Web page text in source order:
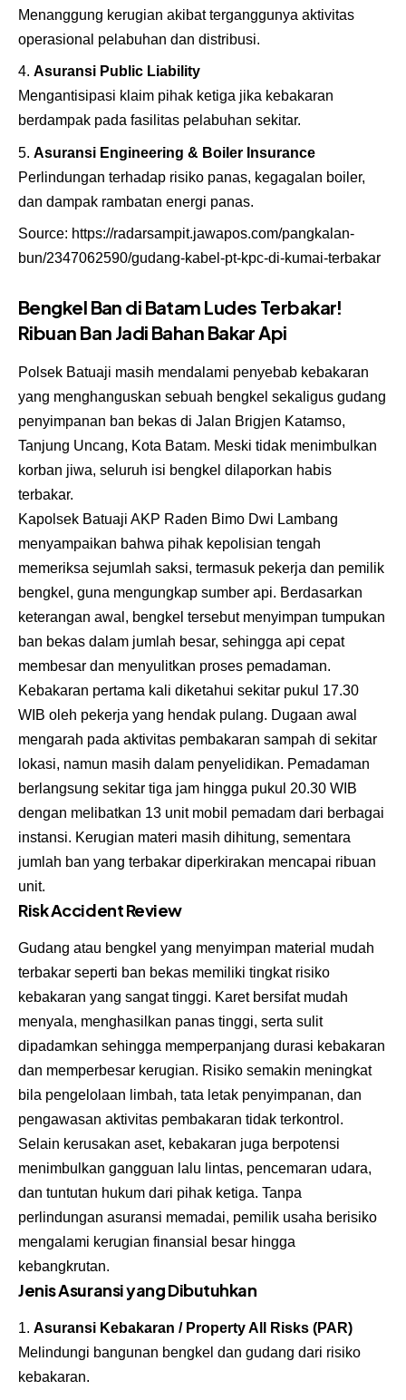
Menanggung kerugian akibat terganggunya aktivitas
operasional pelabuhan dan distribusi.
Asuransi Public Liability
Mengantisipasi klaim pihak ketiga jika kebakaran
berdampak pada fasilitas pelabuhan sekitar.
Asuransi Engineering & Boiler Insurance
Perlindungan terhadap risiko panas, kegagalan boiler,
dan dampak rambatan energi panas.
Source: https://radarsampit.jawapos.com/pangkalan-
bun/2347062590/gudang-kabel-pt-kpc-di-kumai-terbakar
Bengkel Ban di Batam Ludes Terbakar!
Ribuan Ban Jadi Bahan Bakar Api
Polsek Batuaji masih mendalami penyebab kebakaran
yang menghanguskan sebuah bengkel sekaligus gudang
penyimpanan ban bekas di Jalan Brigjen Katamso,
Tanjung Uncang, Kota Batam. Meski tidak menimbulkan
korban jiwa, seluruh isi bengkel dilaporkan habis
terbakar.
Kapolsek Batuaji AKP Raden Bimo Dwi Lambang
menyampaikan bahwa pihak kepolisian tengah
memeriksa sejumlah saksi, termasuk pekerja dan pemilik
bengkel, guna mengungkap sumber api. Berdasarkan
keterangan awal, bengkel tersebut menyimpan tumpukan
ban bekas dalam jumlah besar, sehingga api cepat
membesar dan menyulitkan proses pemadaman.
Kebakaran pertama kali diketahui sekitar pukul 17.30
WIB oleh pekerja yang hendak pulang. Dugaan awal
mengarah pada aktivitas pembakaran sampah di sekitar
lokasi, namun masih dalam penyelidikan. Pemadaman
berlangsung sekitar tiga jam hingga pukul 20.30 WIB
dengan melibatkan 13 unit mobil pemadam dari berbagai
instansi. Kerugian materi masih dihitung, sementara
jumlah ban yang terbakar diperkirakan mencapai ribuan
unit.
Risk Accident Review
Gudang atau bengkel yang menyimpan material mudah
terbakar seperti ban bekas memiliki tingkat risiko
kebakaran yang sangat tinggi. Karet bersifat mudah
menyala, menghasilkan panas tinggi, serta sulit
dipadamkan sehingga memperpanjang durasi kebakaran
dan memperbesar kerugian. Risiko semakin meningkat
bila pengelolaan limbah, tata letak penyimpanan, dan
pengawasan aktivitas pembakaran tidak terkontrol.
Selain kerusakan aset, kebakaran juga berpotensi
menimbulkan gangguan lalu lintas, pencemaran udara,
dan tuntutan hukum dari pihak ketiga. Tanpa
perlindungan asuransi memadai, pemilik usaha berisiko
mengalami kerugian finansial besar hingga
kebangkrutan.
Jenis Asuransi yang Dibutuhkan
Asuransi Kebakaran / Property All Risks (PAR)
Melindungi bangunan bengkel dan gudang dari risiko
kebakaran.